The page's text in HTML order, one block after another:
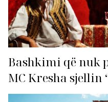
Bashkimi që nuk
MC Kresha sjellin
ndezin rrjetin!